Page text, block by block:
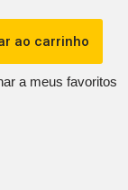
ao carrinho